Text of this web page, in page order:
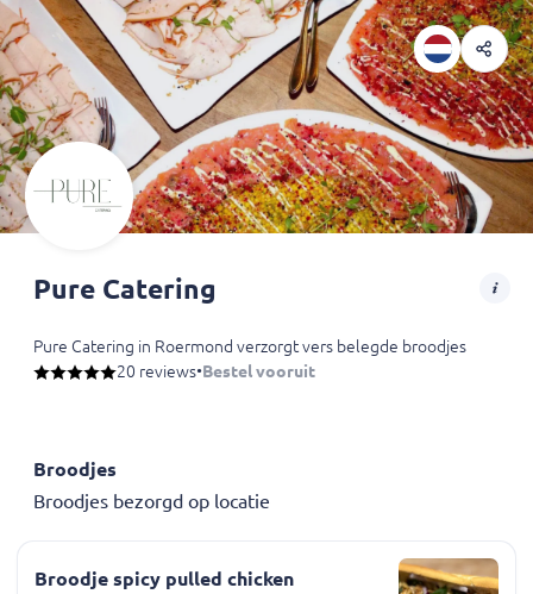
Pure Catering
Pure Catering in Roermond verzorgt vers belegde broodjes en
20 reviews•Bestel vooruit
Broodjes
Broodjes bezorgd op locatie
Broodje spicy pulled chicken